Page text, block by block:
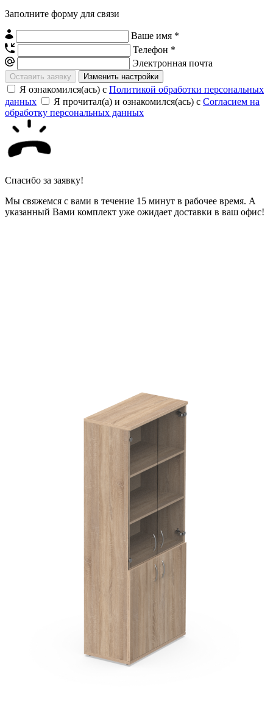
Заполните форму для связи
Ваше имя *
Телефон *
Электронная почта
Изменить настройки
Я ознакомился(ась) с Политикой обработки персональных
данных
Я прочитал(а) и ознакомился(ась) с Согласием на
обработку персональных данных
Спасибо за заявку!
Мы свяжемся с вами в течение 15 минут в рабочее время. А
указанный Вами комплект уже ожидает доставки в ваш офис!